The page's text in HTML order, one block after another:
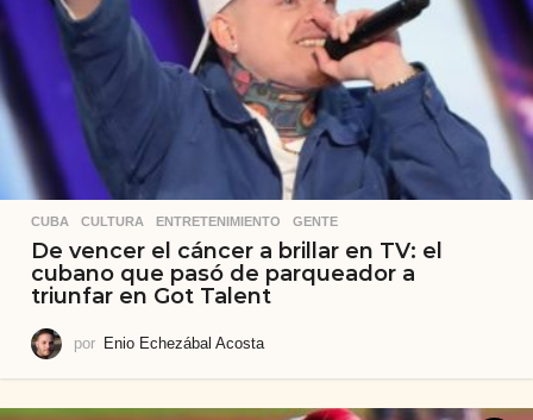
CUBA ,CULTURA ,ENTRETENIMIENTO ,GENTE
De vencer el cáncer a brillar en TV: el
cubano que pasó de parqueador a
triunfar en Got Talent
por Enio Echezábal Acosta